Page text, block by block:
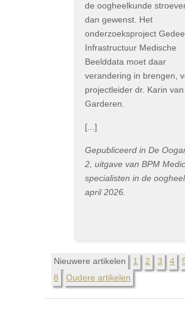
de oogheelkunde
dan gewenst. Het
onderzoeksproject
Infrastructuur Medische
Beelddata moet daar
verandering in brengen,
projectleider dr. Karin van
Garderen.
[...]
Gepubliceerd in De
2, uitgave van BPM
specialisten in de
april 2026.
Nieuwere artikelen 1 2 3 4
8
Oudere artikelen